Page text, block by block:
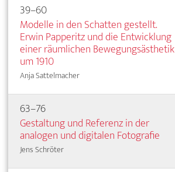
39–60
Modelle in den Schatten gestellt.
Erwin Papperitz und die Entwicklung
einer räumlichen Bewegungsästhetik
um 1910
Anja Sattelmacher
63–76
Gestaltung und Referenz in der
analogen und digitalen Fotografie
Jens Schröter